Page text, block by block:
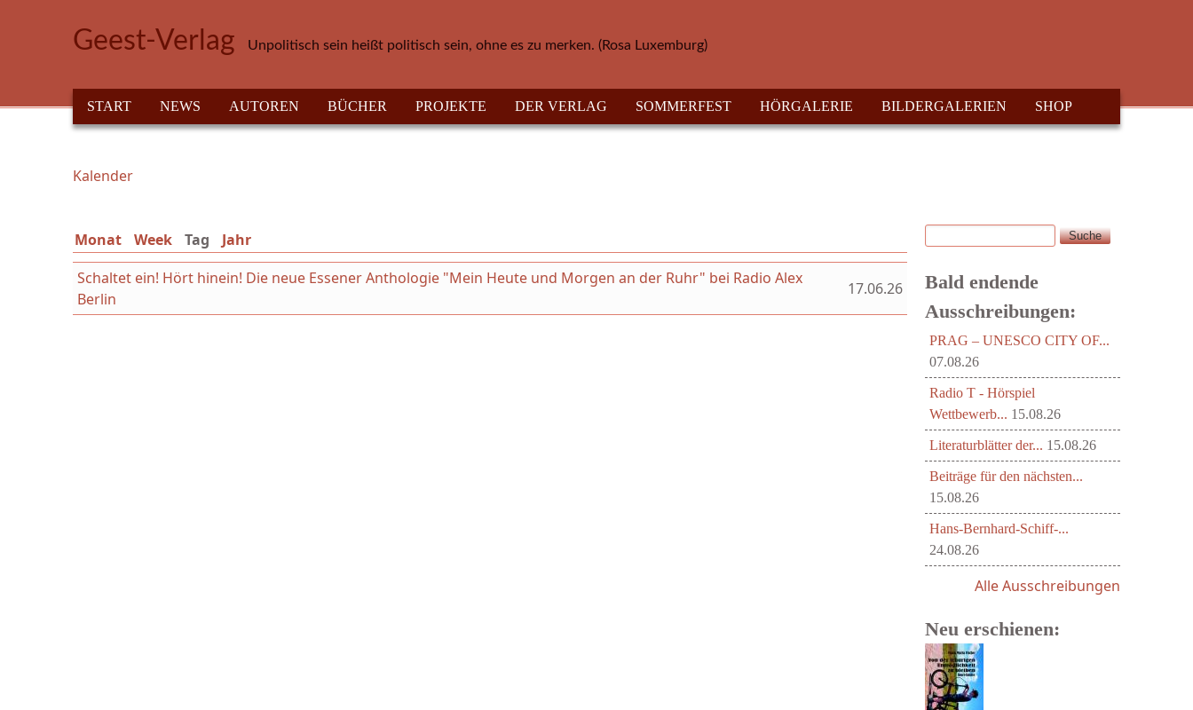
Geest-Verlag Unpolitisch sein heißt politisch sein, ohne es zu merken. (Rosa Luxemburg)
HAUPTMENÜ
START NEWS AUTOREN BÜCHER PROJEKTE DER VERLAG SOMMERFEST HÖRGALERIE BILDERGALERIEN SHOP
Sie sind hier
Kalender
Monat Week Tag (aktiver Reiter)
Jahr
Schaltet ein! Hört hinein! Die neue Essener Anthologie "Mein Heute und Morgen an der Ruhr" bei Radio Alex
Berlin
17.06.26
Suchformular
Suche
Bald endende
Ausschreibungen:
PRAG – UNESCO CITY OF...
07.08.26
Radio T - Hörspiel
Wettbewerb... 15.08.26
Literaturblätter der... 15.08.26
Beiträge für den nächsten...
15.08.26
Hans-Bernhard-Schiff-...
24.08.26
Alle Ausschreibungen
Neu erschienen: